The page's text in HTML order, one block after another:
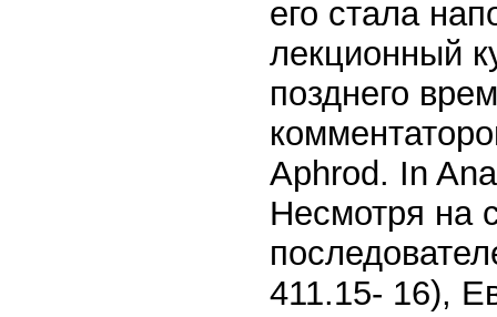
его стала
лекционный
позднего
Aphrod. In
Несмотря на
411.15- 16),